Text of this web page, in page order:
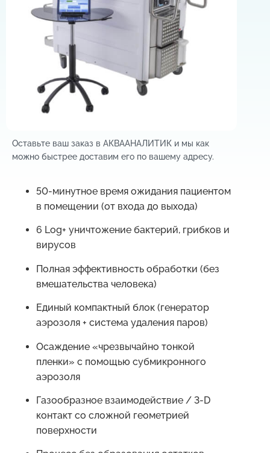
Оставьте ваш заказ в АКВААНАЛИТИК и мы как
можно быстрее доставим его по вашему адресу.
50-минутное время ожидания пациентом
в помещении (от входа до выхода)
6 Log+ уничтожение бактерий, грибков и
вирусов
Полная эффективность обработки (без
вмешательства человека)
Единый компактный блок (генератор
аэрозоля + система удаления паров)
Осаждение «чрезвычайно тонкой
пленки» с помощью субмикронного
аэрозоля
Газообразное взаимодействие / 3-D
контакт со сложной геометрией
поверхности